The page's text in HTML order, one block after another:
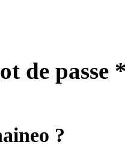
de passe
?